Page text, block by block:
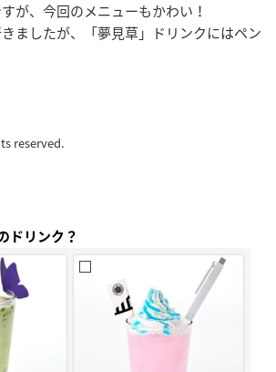
が、今回のメニューもかわい！
きましたが、「夢見草」ドリンクにはペン
reserved.
ドリンク？